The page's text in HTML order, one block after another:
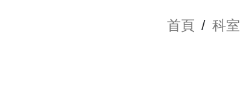
首頁 / 科